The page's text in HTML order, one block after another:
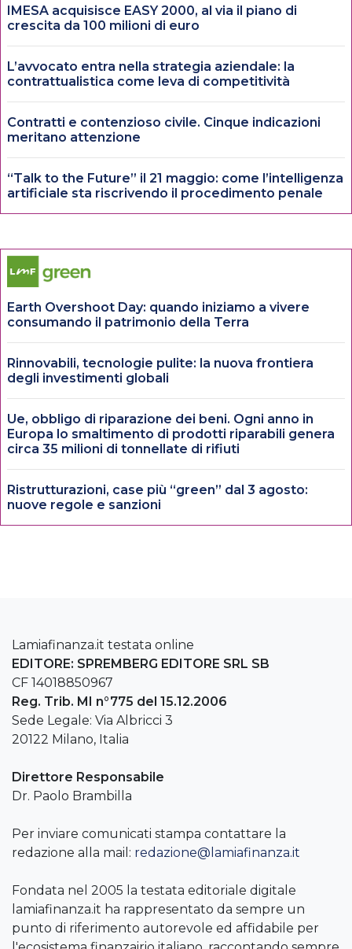
IMESA acquisisce EASY 2000, al via il piano di
crescita da 100 milioni di euro
L’avvocato entra nella strategia aziendale: la
contrattualistica come leva di competitività
Contratti e contenzioso civile. Cinque indicazioni
meritano attenzione
“Talk to the Future” il 21 maggio: come l’intelligenza
artificiale sta riscrivendo il procedimento penale
Earth Overshoot Day: quando iniziamo a vivere
consumando il patrimonio della Terra
Rinnovabili, tecnologie pulite: la nuova frontiera
degli investimenti globali
Ue, obbligo di riparazione dei beni. Ogni anno in
Europa lo smaltimento di prodotti riparabili genera
circa 35 milioni di tonnellate di rifiuti
Ristrutturazioni, case più “green” dal 3 agosto:
nuove regole e sanzioni
Lamiafinanza.it testata online
EDITORE: SPREMBERG EDITORE SRL SB
CF 14018850967
Reg. Trib. MI n°775 del 15.12.2006
Sede Legale: Via Albricci 3
20122 Milano, Italia
Direttore Responsabile
Dr. Paolo Brambilla
Per inviare comunicati stampa contattare la
redazione alla mail: redazione@lamiafinanza.it
Fondata nel 2005 la testata editoriale digitale
lamiafinanza.it ha rappresentato da sempre un
punto di riferimento autorevole ed affidabile per